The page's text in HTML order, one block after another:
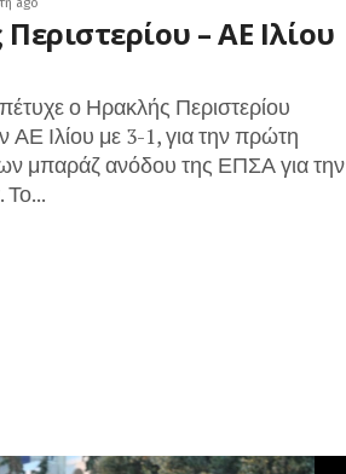
– ΑΕ Ιλίου
ο Ηρακλής Περιστερίου
ΑΕ Ιλίου με 3-1, για την πρώτη
μπαράζ ανόδου της ΕΠΣΑ για την
Το...